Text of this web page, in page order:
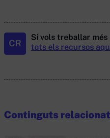
CR
Si vols treballar
tots els recursos
Continguts